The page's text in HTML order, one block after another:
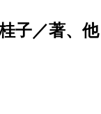
子／著、他